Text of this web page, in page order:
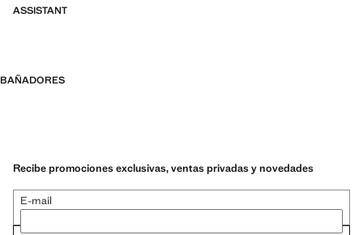
ASSISTANT
BAÑADORES
Recibe promociones exclusivas, ventas privadas y novedades
E-mail